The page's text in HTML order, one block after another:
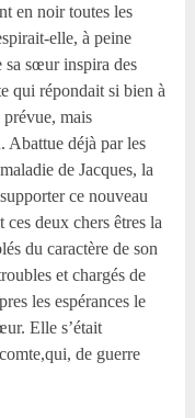
en noir toutes les
elle, à peine
sa sœur inspira des
qui répondait si bien à
mais
Abattue déjà par les
de Jacques, la
ce nouveau
deux chers êtres la
du caractère de son
et chargés de
les espérances le
Elle s’était
de guerre